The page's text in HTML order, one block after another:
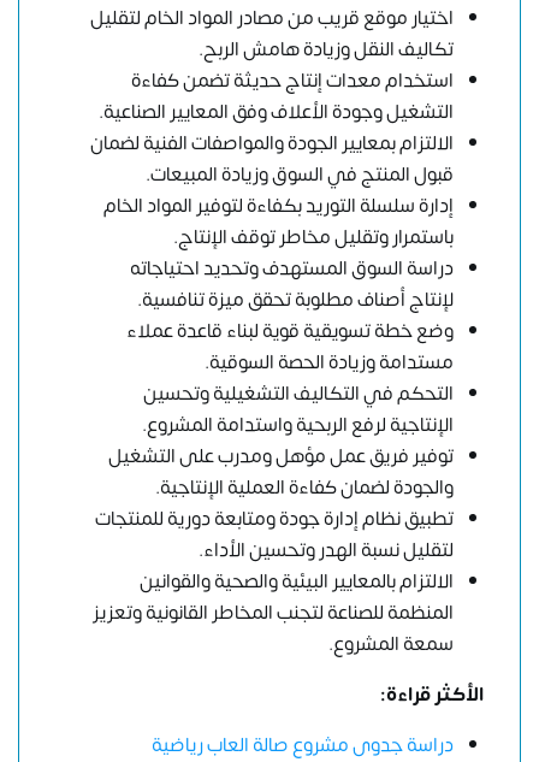
اختيار موقع قريب من مصادر المواد الخام لتقليل
تكاليف النقل وزيادة هامش الربح.
استخدام معدات إنتاج حديثة تضمن كفاءة
التشغيل وجودة الأعلاف وفق المعايير الصناعية.
الالتزام بمعايير الجودة والمواصفات الفنية لضمان
قبول المنتج في السوق وزيادة المبيعات.
إدارة سلسلة التوريد بكفاءة لتوفير المواد الخام
باستمرار وتقليل مخاطر توقف الإنتاج.
دراسة السوق المستهدف وتحديد احتياجاته
لإنتاج أصناف مطلوبة تحقق ميزة تنافسية.
وضع خطة تسويقية قوية لبناء قاعدة عملاء
مستدامة وزيادة الحصة السوقية.
التحكم في التكاليف التشغيلية وتحسين
الإنتاجية لرفع الربحية واستدامة المشروع.
توفير فريق عمل مؤهل ومدرب على التشغيل
والجودة لضمان كفاءة العملية الإنتاجية.
تطبيق نظام إدارة جودة ومتابعة دورية للمنتجات
لتقليل نسبة الهدر وتحسين الأداء.
الالتزام بالمعايير البيئية والصحية والقوانين
المنظمة للصناعة لتجنب المخاطر القانونية وتعزيز
سمعة المشروع.
الأكثر قراءة:
دراسة جدوى مشروع صالة العاب رياضية